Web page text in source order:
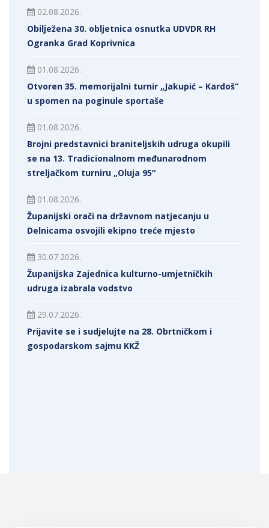
02.08.2026.
Obilježena 30. obljetnica osnutka UDVDR RH
Ogranka Grad Koprivnica
01.08.2026.
Otvoren 35. memorijalni turnir „Jakupić – Kardoš“
u spomen na poginule sportaše
01.08.2026.
Brojni predstavnici braniteljskih udruga okupili
se na 13. Tradicionalnom međunarodnom
streljačkom turniru „Oluja 95“
01.08.2026.
Županijski orači na državnom natjecanju u
Delnicama osvojili ekipno treće mjesto
30.07.2026.
Županijska Zajednica kulturno-umjetničkih
udruga izabrala vodstvo
29.07.2026.
Prijavite se i sudjelujte na 28. Obrtničkom i
gospodarskom sajmu KKŽ